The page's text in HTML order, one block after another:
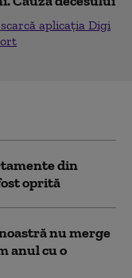
aplicația Digi
din
oprită
nu merge
anul cu o